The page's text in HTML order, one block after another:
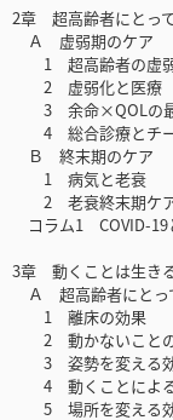
2章 超高齢者にとっ
Ａ 虚弱期のケア
1 超高齢者の虚
2 虚弱化と医療
3 余命×QOLの
4 総合診療とチ
Ｂ 終末期のケア
1 病気と老衰
2 老衰終末期ケ
コラム1 COVID-19
3章 動くことは生き
Ａ 超高齢者にとっ
1 離床の効果
2 動かないこと
3 姿勢を変える
4 動くことによる
5 場所を変える